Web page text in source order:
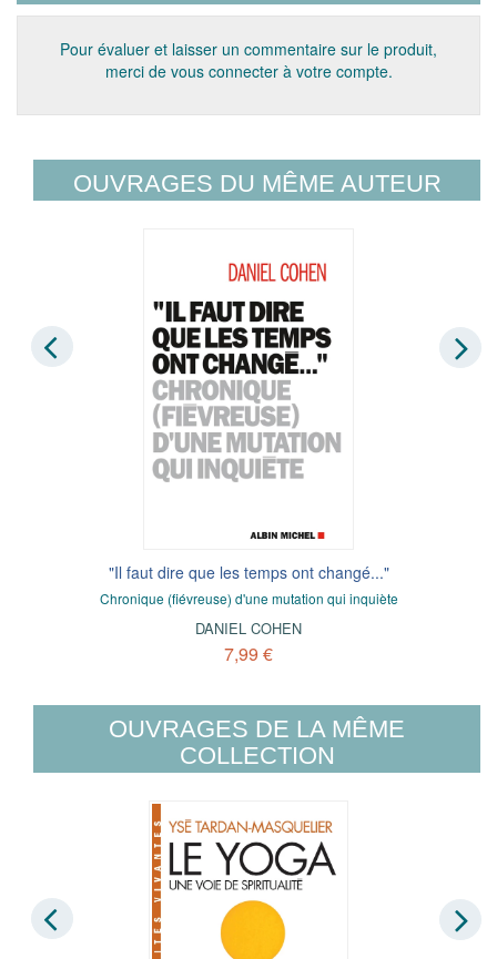
Pour évaluer et laisser un commentaire sur le produit,
merci de vous connecter à votre compte.
OUVRAGES DU MÊME AUTEUR
"Il faut dire que les temps ont changé..."
Chronique (fiévreuse) d'une mutation qui inquiète
DANIEL COHEN
7,99 €
OUVRAGES DE LA MÊME
COLLECTION